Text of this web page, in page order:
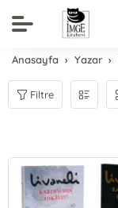
Anasayfa Yazar
Filtre